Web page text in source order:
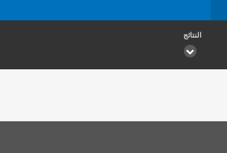
النتائج